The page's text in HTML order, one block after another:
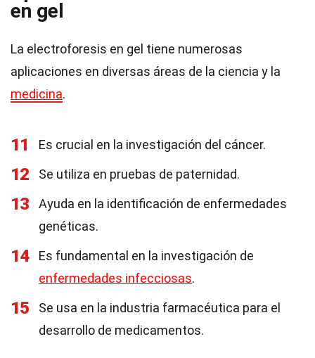
en gel
La electroforesis en gel tiene numerosas
aplicaciones en diversas áreas de la ciencia y la
medicina.
11 Es crucial en la investigación del cáncer.
12 Se utiliza en pruebas de paternidad.
13
Ayuda en la identificación de enfermedades
genéticas.
14
Es fundamental en la investigación de
enfermedades infecciosas.
15
Se usa en la industria farmacéutica para el
desarrollo de medicamentos.